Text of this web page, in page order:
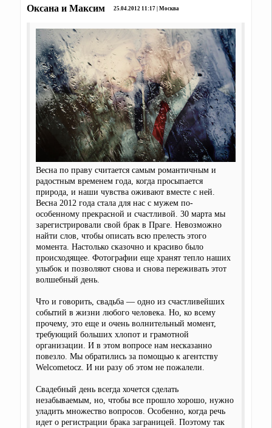
Оксана и Максим 25.04.2012 11:17 | Москва
Весна по праву считается самым романтичным и
радостным временем года, когда просыпается
природа, и наши чувства оживают вместе с ней.
Весна 2012 года стала для нас с мужем по-
особенному прекрасной и счастливой. 30 марта мы
зарегистрировали свой брак в Праге. Невозможно
найти слов, чтобы описать всю прелесть этого
момента. Настолько сказочно и красиво было
происходящее. Фотографии еще хранят тепло наших
улыбок и позволяют снова и снова переживать этот
волшебный день.
Что и говорить, свадьба — одно из счастливейших
событий в жизни любого человека. Но, ко всему
прочему, это еще и очень волнительный момент,
требующий больших хлопот и грамотной
организации. И в этом вопросе нам несказанно
повезло. Мы обратились за помощью к агентству
Welcometocz. И ни разу об этом не пожалели.
Свадебный день всегда хочется сделать
незабываемым, но, чтобы все прошло хорошо, нужно
уладить множество вопросов. Особенно, когда речь
идет о регистрации брака заграницей. Поэтому так